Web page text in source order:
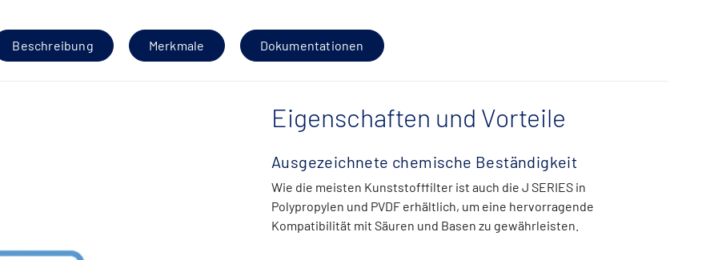
Beschreibung Merkmale Dokumentationen
Eigenschaften und Vorteile
Ausgezeichnete chemische Beständigkeit
Wie die meisten Kunststofffilter ist auch die J SERIES in
Polypropylen und PVDF erhältlich, um eine hervorragende
Kompatibilität mit Säuren und Basen zu gewährleisten.